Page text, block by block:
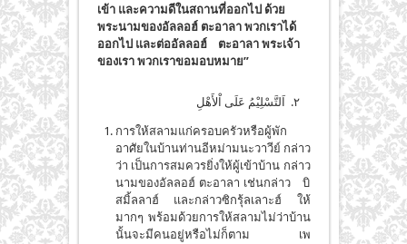
เข้า และความดีในสถานที่ออกไป ด้วย
พระนามของอัลลอฮ์ ตะอาลา พวกเราได้
ออกไป และต่ออัลลอฮ์ ตะอาลา พระเจ้า
ของเรา พวกเราขอมอบหมาย”
٢. اَلتَّسْلِيْمُ عَلَى اْلأَهْلِ
การให้สลามแก่ครอบครัวหรือผู้พัก
อาศัยในบ้านท่านอีหม่ามนะวาวีย์ กล่าว
ว่า เป็นการสมควรยิ่งให้ผู้เข้าบ้าน กล่าว
นามของอัลลอฮ์ ตะอาลา เช่นกล่าว บิ
สมิ้ลลาฮ์ และกล่าวซิกรุ้ลเลาะฮ์ ให้
มากๆ พร้อมด้วยการให้สลามไม่ว่าบ้าน
นั้นจะมีคนอยู่หรือไม่ก็ตาม เพ